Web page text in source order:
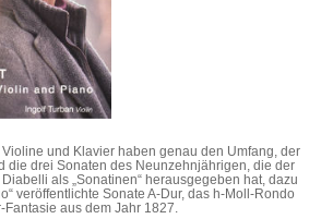
und Klavier haben genau den Umfang, der
die drei Sonaten des Neunzehnjährigen, die der
als „Sonatinen“ herausgegeben hat, dazu
veröffentlichte Sonate A-Dur, das h-Moll-Rondo
aus dem Jahr 1827.